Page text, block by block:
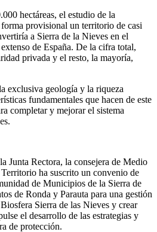
hectáreas, el estudio de la
provisional un territorio de casi
a Sierra de la Nieves en el
de España. De la cifra total,
privada y el resto, la mayoría,
exclusiva geología y la riqueza
fundamentales que hacen de este
completar y mejorar el sistema
Junta Rectora, la consejera de Medio
ha suscrito un convenio de
de Municipios de la Sierra de
de Ronda y Parauta para una gestión
Sierra de las Nieves y crear
el desarrollo de las estrategias y
de protección.